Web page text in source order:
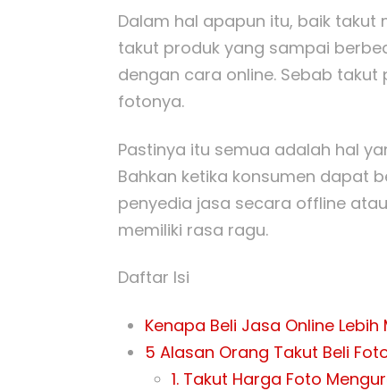
Dalam hal apapun itu, baik
takut produk yang sampai
dengan cara online. Sebab
fotonya.
Pastinya itu semua adalah hal
Bahkan ketika konsumen dapat
penyedia jasa secara offline
memiliki rasa ragu.
Daftar Isi
Kenapa Beli Jasa Online
5 Alasan Orang Takut Beli
1. Takut Harga Foto